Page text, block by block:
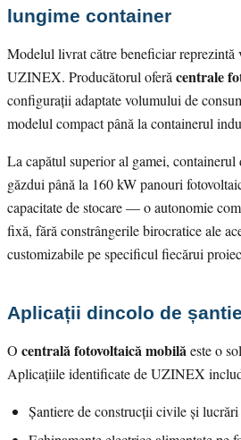
lungime container
Modelul livrat către beneficiar reprezintă
UZINEX. Producătorul oferăcentrale
configurații adaptate volumului de
modelul compact până la containerul
La capătul superior al gamei,
găzdui până la 160 kW panouri
capacitate de stocare — o autonomie
fixă, fără constrângerile birocratice ale
customizabile pe specificul fiecărui
Aplicații dincolo de
O centrală fotovoltaică mobilăeste o
Aplicațiile identificate de UZINEX
Șantiere de construcții civile și